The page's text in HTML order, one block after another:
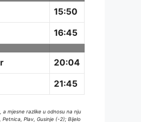
15:50
16:45
20:04
21:45
a mjesne razlike u odnosu na nju
Plav, Gusinje (-2); Bijelo